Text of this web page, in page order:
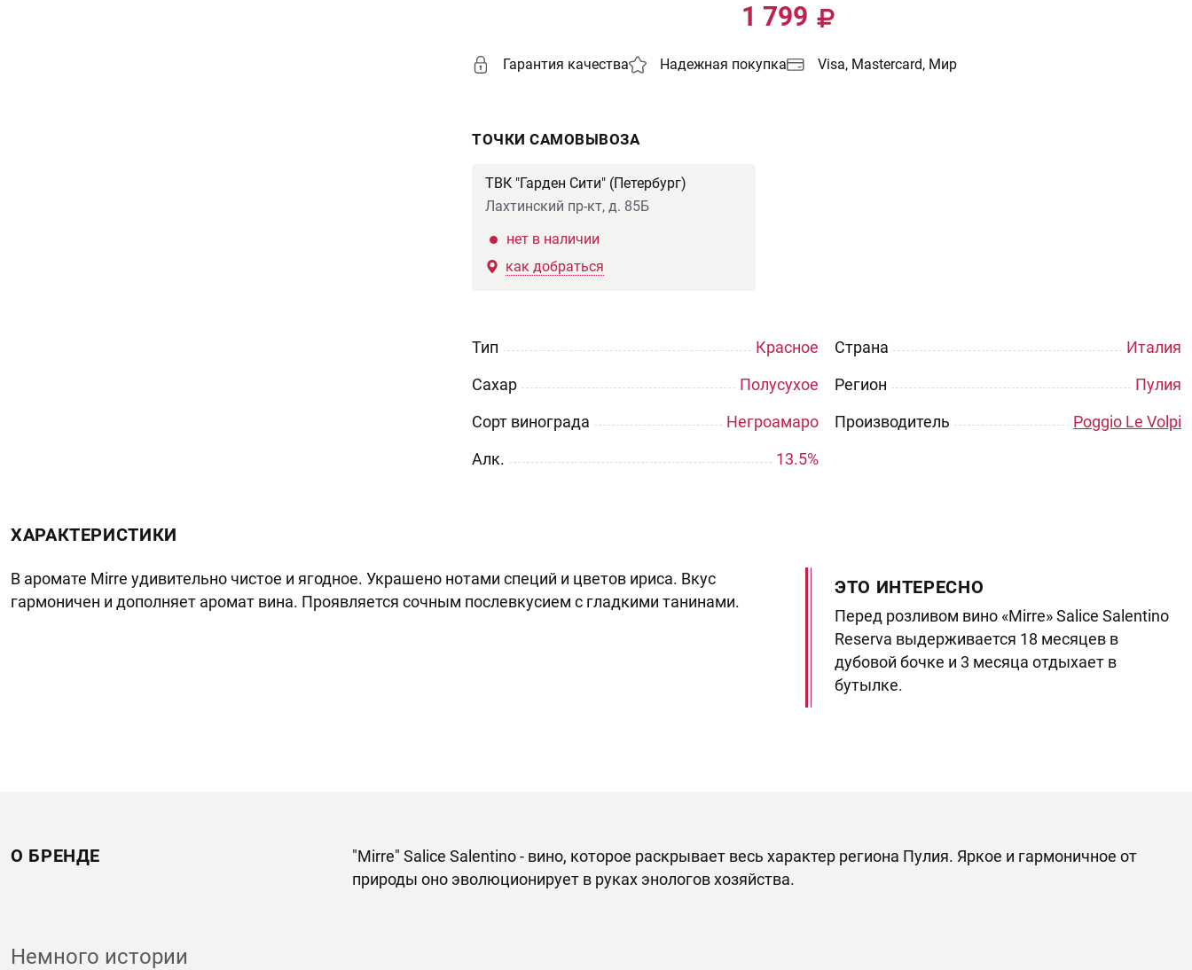
1 799
Гарантия качества Надежная покупка Visa, Mastercard, Мир
ТОЧКИ САМОВЫВОЗА
ТВК "Гарден Сити" (Петербург)
Лахтинский пр-кт, д. 85Б
нет в наличии
как добраться
Тип
Красное
Сахар
Полусухое
Сорт винограда
Негроамаро
Aлк.
13.5%
Страна
Италия
Регион
Пулия
Производитель
Poggio Le Volpi
ХАРАКТЕРИСТИКИ
В аромате Mirre удивительно чистое и ягодное. Украшено нотами специй и цветов ириса. Вкус
гармоничен и дополняет аромат вина. Проявляется сочным послевкусием с гладкими танинами.
ЭТО ИНТЕРЕСНО
Перед розливом вино «Mirre» Salice Salentino
Reserva выдерживается 18 месяцев в
дубовой бочке и 3 месяца отдыхает в
бутылке.
О БРЕНДЕ
Немного истории
"Mirre" Salice Salentino - вино, которое раскрывает весь характер региона Пулия. Яркое и гармоничное от
природы оно эволюционирует в руках энологов хозяйства.